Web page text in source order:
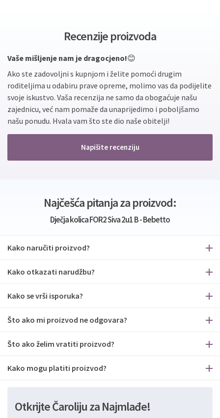
Recenzije proizvoda
Vaše mišljenje nam je dragocjeno!😊
Ako ste zadovoljni s kupnjom i želite pomoći drugim
roditeljima u odabiru prave opreme, molimo vas da podijelite
svoje iskustvo. Vaša recenzija ne samo da obogaćuje našu
zajednicu, već nam pomaže da unaprijedimo i poboljšamo
našu ponudu. Hvala vam što ste dio naše obitelji!
Napišite recenziju
Najčešća pitanja za proizvod:
Dječja kolica FOR2 Siva 2u1 B - Bebetto
Kako naručiti proizvod?
Kako otkazati narudžbu?
Kako se vrši isporuka?
Što ako mi proizvod ne odgovara?
Što ako želim vratiti proizvod?
Kako mogu platiti proizvod?
Otkrijte Čaroliju za Najmlađe!